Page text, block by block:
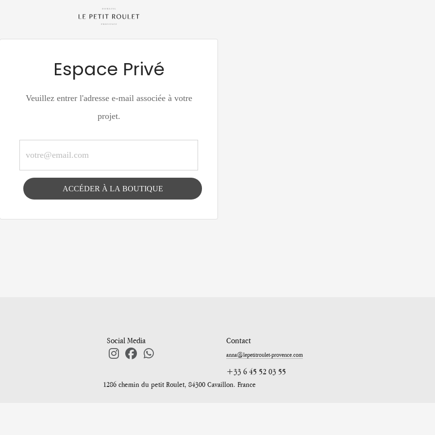
Espace Privé
Veuillez entrer l'adresse e-mail associée à votre
projet.
Social Media Contact
anna@lepetitroulet-provence.com
+33 6 45 52 03 55
1286 chemin du petit Roulet, 84300 Cavaillon. France